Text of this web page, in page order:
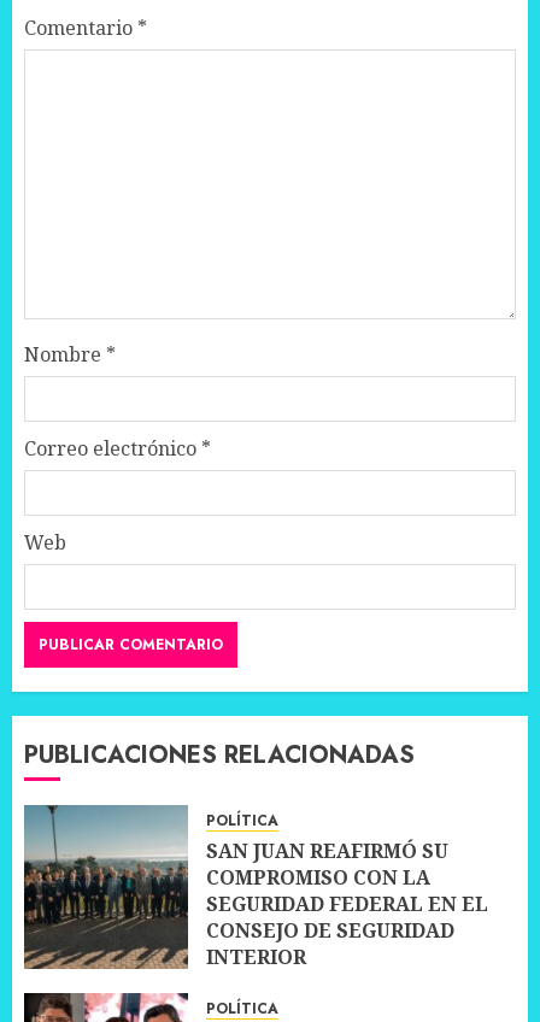
Comentario *
Nombre *
Correo electrónico *
Web
PUBLICACIONES RELACIONADAS
POLÍTICA
SAN JUAN REAFIRMÓ SU
COMPROMISO CON LA
SEGURIDAD FEDERAL EN EL
CONSEJO DE SEGURIDAD
INTERIOR
POLÍTICA